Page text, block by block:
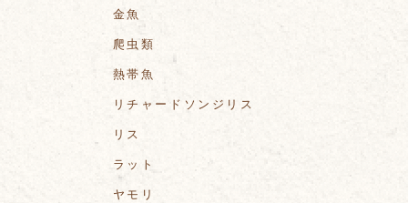
金魚
爬虫類
熱帯魚
リチャードソンジリス
リス
ラット
ヤモリ